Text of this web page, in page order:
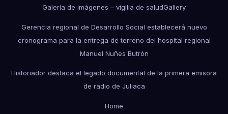
Galería de imágenes – vigilia de saludGallery
Gerencia regional de Desarrollo Social establecerá nuevo
cronograma para la entrega de terreno del hospital regional
Manuel Nuñes Butrón
Historiador destaca el legado documental de la primera emisora
de radio de Juliaca
Home